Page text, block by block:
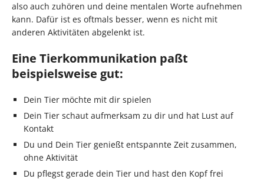
also auch zuhören und deine mentalen Worte aufnehmen
kann. Dafür ist es oftmals besser, wenn es nicht mit
anderen Aktivitäten abgelenkt ist.
Eine Tierkommunikation paßt
beispielsweise gut:
Dein Tier möchte mit dir spielen
Dein Tier schaut aufmerksam zu dir und hat Lust auf
Kontakt
Du und Dein Tier genießt entspannte Zeit zusammen,
ohne Aktivität
Du pflegst gerade dein Tier und hast den Kopf frei